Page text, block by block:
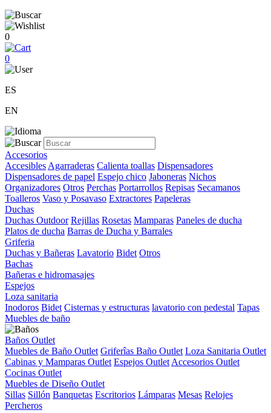
0
0
ES
EN
Accesorios
Accesibles Agarraderas Calienta toallas Dispensadores
Dispensadores de papel Espejo chico Jaboneras Nichos
Organizadores Otros Perchas Portarrollos Repisas Secamanos
Toalleros Vaso y Posavaso Extractores Papeleras
Duchas
Duchas Outdoor Rejillas Rosetas Mamparas Paneles de ducha
Platos de ducha Barras de Ducha y Barrales
Griferia
Duchas y Bañeras Lavatorio Bidet Otros
Bachas
Bañeras e hidromasajes
Espejos
Loza sanitaria
Inodoros Bidet Cisternas y estructuras lavatorio con pedestal Tapas
Muebles de baño
Baños Outlet
Muebles de Baño Outlet Griferîas Baño Outlet Loza Sanitaria Outlet
Cabinas y Mamparas Outlet Espejos Outlet Accesorios Outlet
Cocinas Outlet
Muebles de Diseño Outlet
Sillas Sillón Banquetas Escritorios Lámparas Mesas Relojes
Percheros